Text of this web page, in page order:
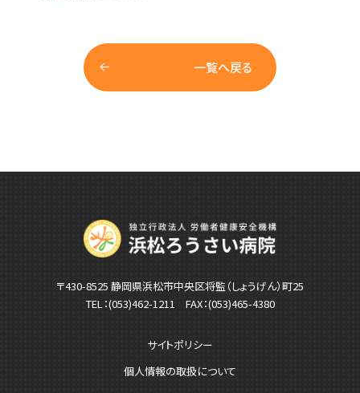
一覧へ戻る
〒430-8525 静岡県浜松市中央区将監（しょうげん）町25
TEL：(053)462-1211 FAX：(053)465-4380
サイトポリシー
個人情報の取扱について